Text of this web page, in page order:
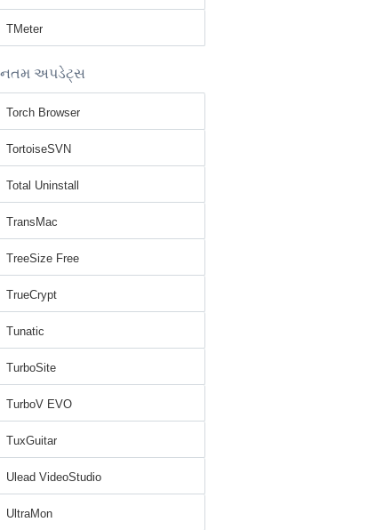
TMeter
અપડેટ્સ
Torch Browser
TortoiseSVN
Total Uninstall
TransMac
TreeSize Free
TrueCrypt
Tunatic
TurboSite
TurboV EVO
TuxGuitar
Ulead VideoStudio
UltraMon